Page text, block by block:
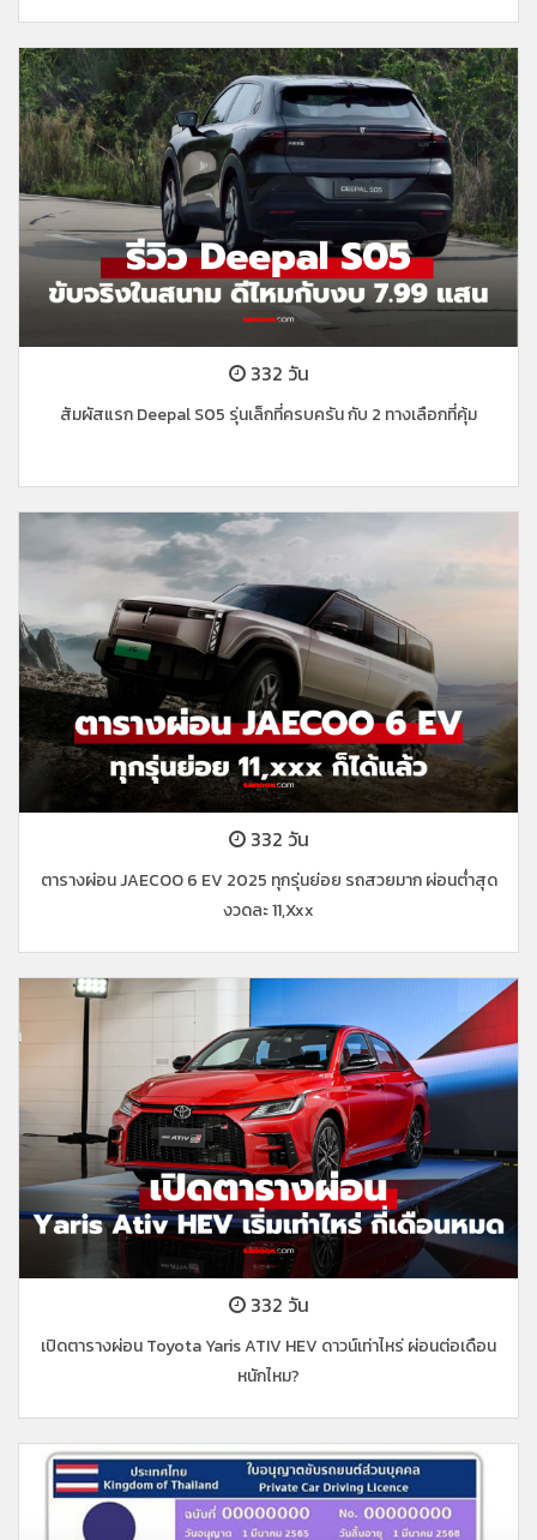
332 วัน
สัมผัสแรก Deepal S05 รุ่นเล็กที่ครบครัน กับ 2 ทางเลือกที่คุ้ม
332 วัน
ตารางผ่อน JAECOO 6 EV 2025 ทุกรุ่นย่อย รถสวยมาก ผ่อนต่ำสุด
งวดละ 11,xxx
332 วัน
เปิดตารางผ่อน Toyota Yaris ATIV HEV ดาวน์เท่าไหร่ ผ่อนต่อเดือน
หนักไหม?